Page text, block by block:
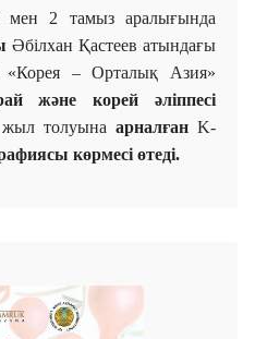
мен 2 тамыз аралығында
Әбілхан Қастеев атындағы
«Корея – Орталық Азия»
және
корей әліппесі
толуына арналғанK-
көрмесі өтеді.